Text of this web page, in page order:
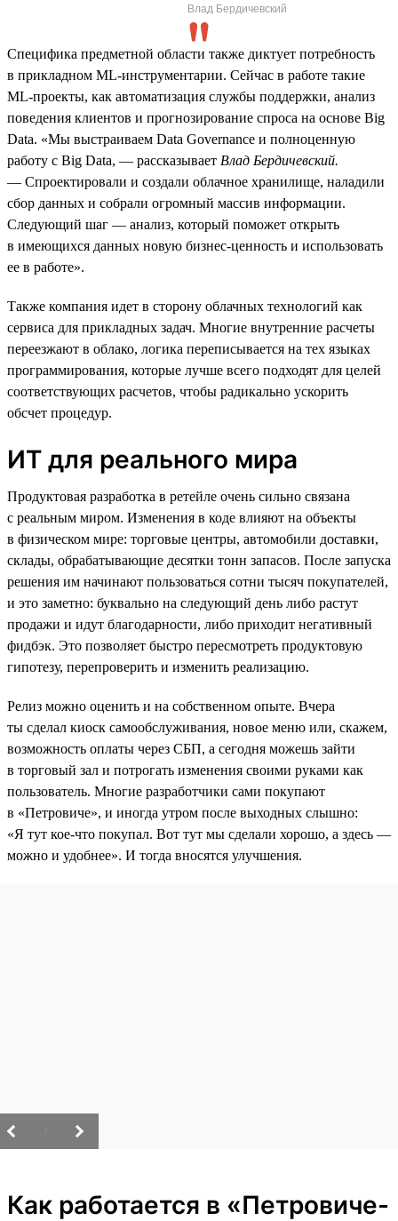
Влад Бердичевский
Специфика предметной области также диктует потребность
в прикладном ML‑инструментарии. Сейчас в работе такие
ML‑проекты, как автоматизация службы поддержки, анализ
поведения клиентов и прогнозирование спроса на основе Big
Data. «Мы выстраиваем Data Governance и полноценную
работу с Big Data, — рассказывает Влад Бердичевский.
— Спроектировали и создали облачное хранилище, наладили
сбор данных и собрали огромный массив информации.
Следующий шаг — анализ, который поможет открыть
в имеющихся данных новую бизнес-ценность и использовать
ее в работе».
Также компания идет в сторону облачных технологий как
сервиса для прикладных задач. Многие внутренние расчеты
переезжают в облако, логика переписывается на тех языках
программирования, которые лучше всего подходят для целей
соответствующих расчетов, чтобы радикально ускорить
обсчет процедур.
ИТ для реального мира
Продуктовая разработка в ретейле очень сильно связана
с реальным миром. Изменения в коде влияют на объекты
в физическом мире: торговые центры, автомобили доставки,
склады, обрабатывающие десятки тонн запасов. После запуска
решения им начинают пользоваться сотни тысяч покупателей,
и это заметно: буквально на следующий день либо растут
продажи и идут благодарности, либо приходит негативный
фидбэк. Это позволяет быстро пересмотреть продуктовую
гипотезу, перепроверить и изменить реализацию.
Релиз можно оценить и на собственном опыте. Вчера
ты сделал киоск самообслуживания, новое меню или, скажем,
возможность оплаты через СБП, а сегодня можешь зайти
в торговый зал и потрогать изменения своими руками как
пользователь. Многие разработчики сами покупают
в «Петровиче», и иногда утром после выходных слышно:
«Я тут кое-что покупал. Вот тут мы сделали хорошо, а здесь —
можно и удобнее». И тогда вносятся улучшения.
Как работается в «Петровиче-